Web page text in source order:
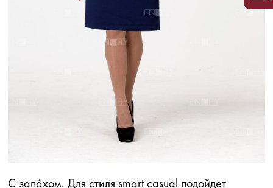
С запа́хом. Для стиля smart casual подойдет